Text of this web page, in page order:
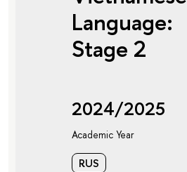
Language:
Stage 2
2024/2025
Academic Year
RUS